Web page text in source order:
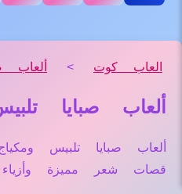
العاب كوت > ألعاب
ألعاب صبايا
ألعاب صبايا تلبيس
قصات شعر مميزة وأزياء